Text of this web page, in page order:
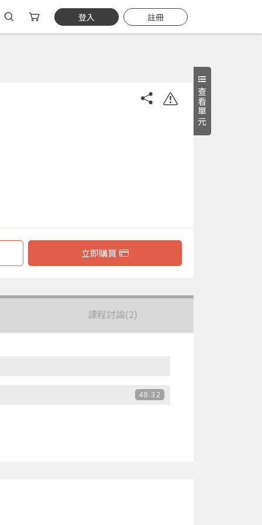
登入 註冊
查看單元
立即購買
課程討論(2)
48:32